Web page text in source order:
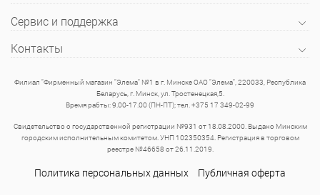
Сервис и поддержка
Контакты
Филиал "Фирменный магазин "Элема" №1 в г. Минске ОАО "Элема", 220033, Республика
Беларусь, г. Минск, ул. Тростенецкая,5.
Время рабты: 9.00-17.00 (ПН-ПТ); тел. +375 17 349-02-99
Свидетельство о государственной регистрации №931 от 18.08.2000. Выдано Минским
городским исполнительным комитетом. УНП 102350354. Регистрация в торговом
реестре №46658 от 26.11.2019.
Политика персональных данных Публичная оферта